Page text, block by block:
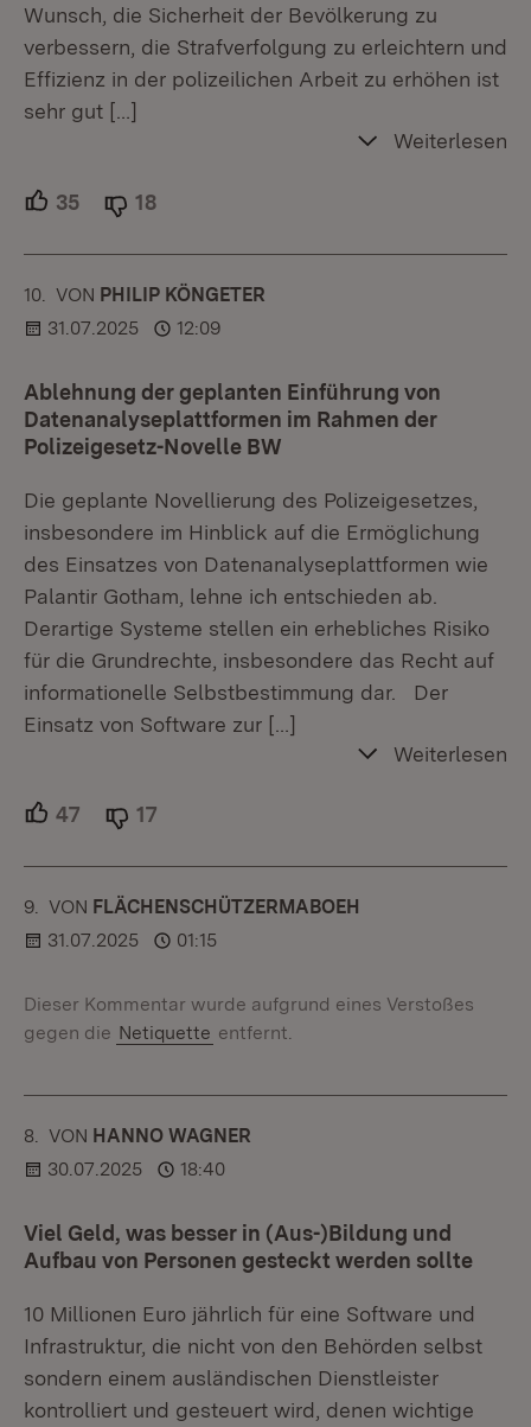
Wunsch, die Sicherheit der Bevölkerung zu
verbessern, die Strafverfolgung zu erleichtern und
Effizienz in der polizeilichen Arbeit zu erhöhen ist
sehr gut […]
Weiterlesen
35 Unterstützer.
18
10. KOMMENTAR
VON :PHILIP KÖNGETER
31.07.2025
12:09
Ablehnung der geplanten Einführung von
Datenanalyseplattformen im Rahmen der
Polizeigesetz-Novelle BW
Die geplante Novellierung des Polizeigesetzes,
insbesondere im Hinblick auf die Ermöglichung
des Einsatzes von Datenanalyseplattformen wie
Palantir Gotham, lehne ich entschieden ab.
Derartige Systeme stellen ein erhebliches Risiko
für die Grundrechte, insbesondere das Recht auf
informationelle Selbstbestimmung dar. Der
Einsatz von Software zur […]
Weiterlesen
47 Unterstützer.
17
9. KOMMENTAR
VON :FLÄCHENSCHÜTZERMABOEH
31.07.2025
01:15
Dieser Kommentar wurde aufgrund eines Verstoßes
gegen die Netiquette entfernt.
8. KOMMENTAR
VON :HANNO WAGNER
30.07.2025
18:40
Viel Geld, was besser in (Aus-)Bildung und
Aufbau von Personen gesteckt werden sollte
10 Millionen Euro jährlich für eine Software und
Infrastruktur, die nicht von den Behörden selbst
sondern einem ausländischen Dienstleister
kontrolliert und gesteuert wird, denen wichtige